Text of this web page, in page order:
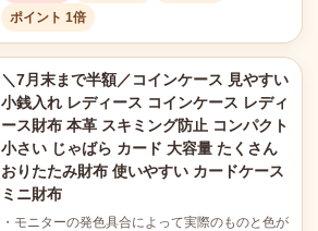
ポイント 1倍
＼7月末まで半額／コインケース 見やすい
小銭入れ レディース コインケース レディ
ース財布 本革 スキミング防止 コンパクト
小さい じゃばら カード 大容量 たくさん
おりたたみ財布 使いやすい カードケース
ミニ財布
・モニターの発色具合によって実際のものと色が